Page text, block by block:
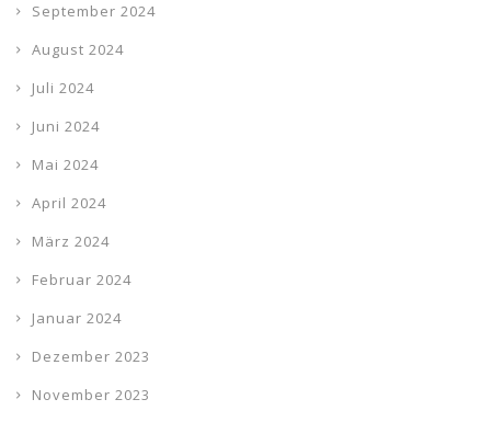
September 2024
August 2024
Juli 2024
Juni 2024
Mai 2024
April 2024
März 2024
Februar 2024
Januar 2024
Dezember 2023
November 2023